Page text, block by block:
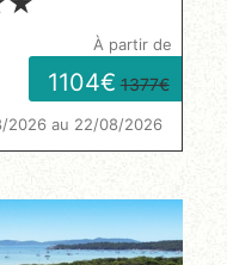
à partir de
1104 1377
2026 au 22/08/2026